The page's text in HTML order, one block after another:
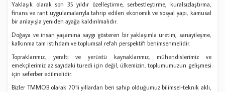
Yaklaşık olarak son 35 yıldır özelleştirme, serbestleştirme, kuralsızlaştırma,
finans ve rant uygulamalarıyla tahrip edilen ekonomik ve sosyal yapı, kamusal
bir anlayışla yeniden ayağa kaldırılmalıdır.
Doğaya ve insan yaşamına saygı gösteren bir yaklaşımla üretim, sanayileşme,
kalkınma tam istihdam ve toplumsal refah perspektifi benimsenmelidir.
Topraklarımız, yeraltı ve yerüstü kaynaklarımız, mühendislerimiz ve
emekçilerimiz az sayıdaki türedi için değil, ülkemizin, toplumumuzun gelişmesi
için seferber edilmelidir.
Bizler TMMOB olarak 70’li yıllardan beri sahip olduğumuz bilimsel-teknik aklı,